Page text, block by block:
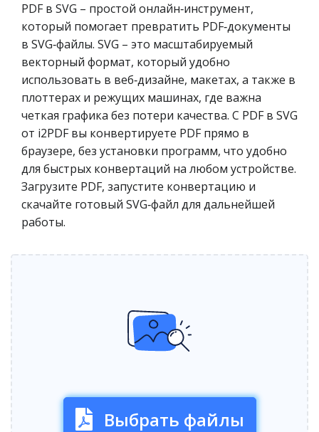
PDF в SVG – простой онлайн‑инструмент,
который помогает превратить PDF‑документы
в SVG‑файлы. SVG – это масштабируемый
векторный формат, который удобно
использовать в веб‑дизайне, макетах, а также в
плоттерах и режущих машинах, где важна
четкая графика без потери качества. С PDF в SVG
от i2PDF вы конвертируете PDF прямо в
браузере, без установки программ, что удобно
для быстрых конвертаций на любом устройстве.
Загрузите PDF, запустите конвертацию и
скачайте готовый SVG‑файл для дальнейшей
работы.
Выбрать файлы